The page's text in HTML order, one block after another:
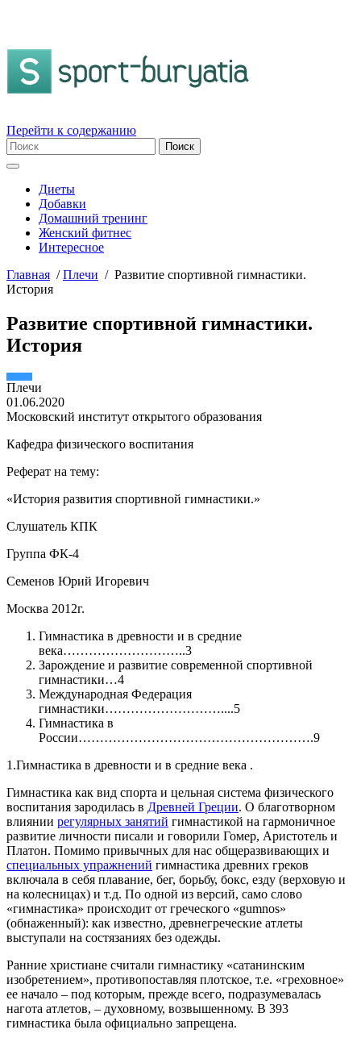
Перейти к содержанию
Диеты
Добавки
Домашний тренинг
Женский фитнес
Интересное
Главная /Плечи / Развитие спортивной гимнастики.
История
Развитие спортивной гимнастики.
История
Плечи
01.06.2020
Московский институт открытого образования
Кафедра физического воспитания
Реферат на тему:
«История развития спортивной гимнастики.»
Слушатель КПК
Группа ФК-4
Семенов Юрий Игоревич
Москва 2012г.
Гимнастика в древности и в средние
века………………………..3
Зарождение и развитие современной спортивной
гимнастики…4
Международная Федерация
гимнастики………………………....5
Гимнастика в
России……………………………………………….9
1.Гимнастика в древности и в средние века .
Гимнастика как вид спорта и цельная система физического
воспитания зародилась в Древней Греции. О благотворном
влиянии регулярных занятий гимнастикой на гармоничное
развитие личности писали и говорили Гомер, Аристотель и
Платон. Помимо привычных для нас общеразвивающих и
специальных упражнений гимнастика древних греков
включала в себя плавание, бег, борьбу, бокс, езду (верховую и
на колесницах) и т.д. По одной из версий, само слово
«гимнастика» происходит от греческого «gumnos»
(обнаженный): как известно, древнегреческие атлеты
выступали на состязаниях без одежды.
Ранние христиане считали гимнастику «сатанинским
изобретением», противопоставляя плотское, т.е. «греховное»
ее начало – под которым, прежде всего, подразумевалась
нагота атлетов, – духовному, возвышенному. В 393
гимнастика была официально запрещена.